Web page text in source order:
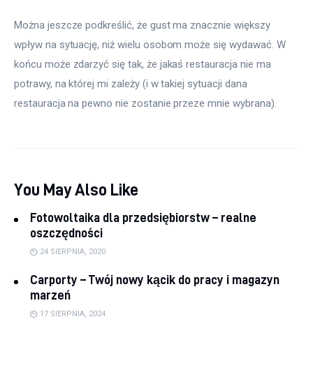
Można jeszcze podkreślić, że gust ma znacznie większy
wpływ na sytuację, niż wielu osobom może się wydawać. W
końcu może zdarzyć się tak, że jakaś restauracja nie ma
potrawy, na której mi zależy (i w takiej sytuacji dana
restauracja na pewno nie zostanie przeze mnie wybrana).
You May Also Like
Fotowoltaika dla przedsiębiorstw – realne
oszczędności
24 SIERPNIA, 2020
Carporty – Twój nowy kącik do pracy i magazyn
marzeń
17 SIERPNIA, 2024